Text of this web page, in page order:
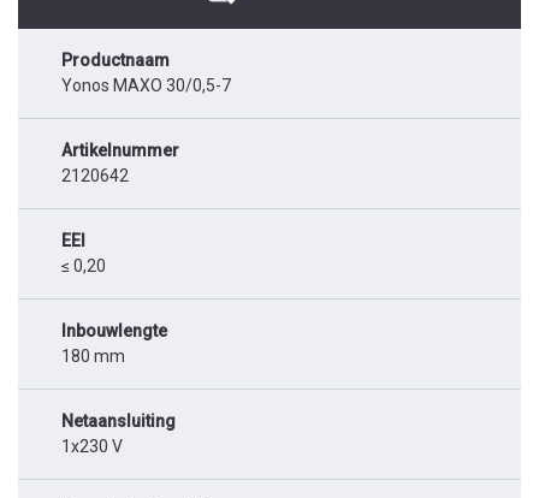
Productnaam
Yonos MAXO 30/0,5-7
Artikelnummer
2120642
EEI
≤ 0,20
Inbouwlengte
180 mm
Netaansluiting
1x230 V